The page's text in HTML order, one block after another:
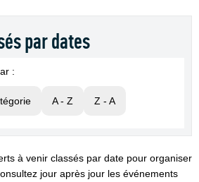
par dates
:
A - Z Z - A
à venir classés par date pour organiser
jour après jour les événements